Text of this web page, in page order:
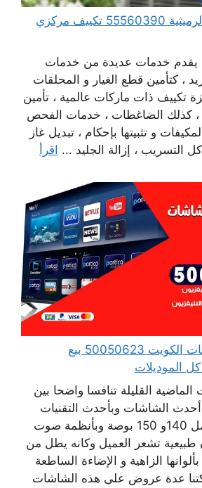
فني تكييف وتبريد الرميثية 55560390 تكييف مركزي
يقدم خدمات عديدة من خدمات
، كتأمين قطع الغيار و المحلقات
تكييف ذات ماركات عالمية ، تأمين
، كذلك الضاغطات ، خدمات الفحص
و تثبيتها بإحكام ، تبديل غاز
التسريب ، إزالة الجليد ... اقرأ
بيع تلفزيونات شاشات الكويت 50050623 بيع
الموديلات
القليلة تنافسا واضحا بين
أحدث الشاشات وبأحدث التقنيات
وبأحجام متنوعة تصل 140و 150 بوصة وبأنظمة صوت
طبيعية تشعر العميل وكانه يطل من
الزاهية و الإضاءة الساطعة
عدة عروض على هذه الشاشات